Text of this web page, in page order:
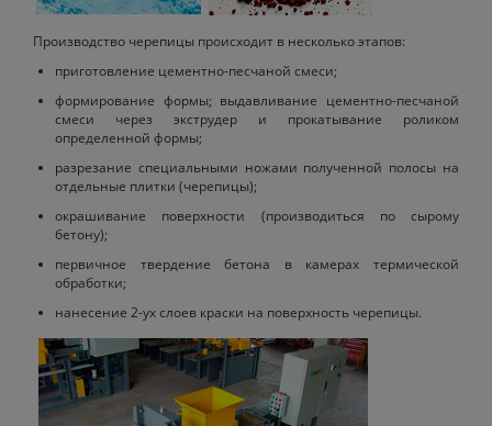
Производство черепицы происходит в несколько этапов:
приготовление цементно-песчаной смеси;
формирование формы; выдавливание цементно-песчаной
смеси через экструдер и прокатывание роликом
определенной формы;
разрезание специальными ножами полученной полосы на
отдельные плитки (черепицы);
окрашивание поверхности (производиться по сырому
бетону);
первичное твердение бетона в камерах термической
обработки;
нанесение 2-ух слоев краски на поверхность черепицы.